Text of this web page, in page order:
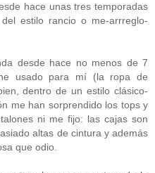
hace unas tres temporadas
estilo rancio o me-arrreglo-
desde hace no menos de 7
usado para mí (la ropa de
dentro de un estilo clásico-
me han sorprendido los tops y
ni me fijo: las cajas son
altas de cintura y además
que odio.